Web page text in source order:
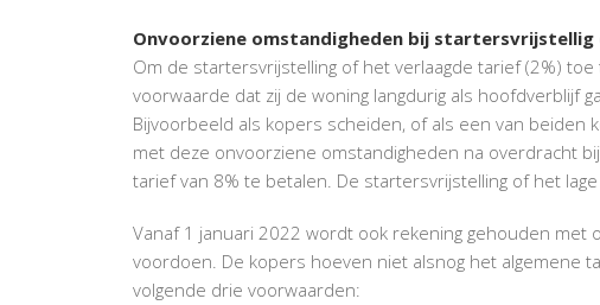
Onvoorziene omstandigheden bij
Om de startersvrijstelling of het verlaagde tarief (2%)
voorwaarde dat zij de woning langdurig als hoofdverblijf
Bijvoorbeeld als kopers scheiden, of als een van beiden
met deze onvoorziene omstandigheden na overdracht
tarief van 8% te betalen. De startersvrijstelling of het
Vanaf 1 januari 2022 wordt ook rekening gehouden
voordoen. De kopers hoeven niet alsnog het algemene
volgende drie voorwaarden: